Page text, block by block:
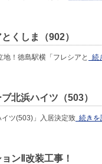
くしま（902）
地！徳島駅横「フレシアと 続
北浜ハイツ（503）
ツ(503)」入居決定致 続きを
ンⅡ改装工事！